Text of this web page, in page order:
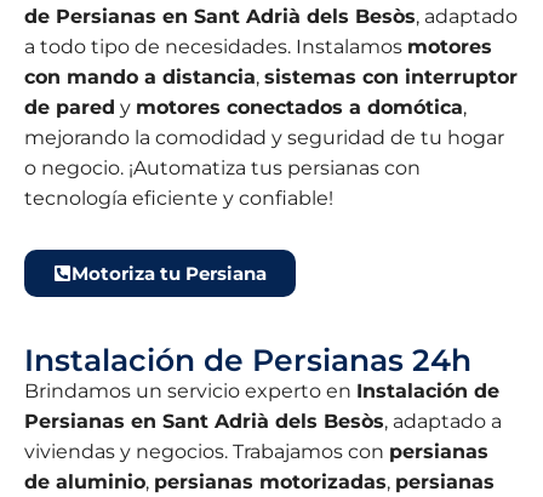
de Persianas en Sant Adrià dels Besòs, adaptado
a todo tipo de necesidades. Instalamos motores
con mando a distancia, sistemas con interruptor
de pared y motores conectados a domótica,
mejorando la comodidad y seguridad de tu hogar
o negocio. ¡Automatiza tus persianas con
tecnología eficiente y confiable!
Motoriza tu Persiana
Instalación de Persianas 24h
Brindamos un servicio experto en Instalación de
Persianas en Sant Adrià dels Besòs, adaptado a
viviendas y negocios. Trabajamos con persianas
de aluminio, persianas motorizadas, persianas